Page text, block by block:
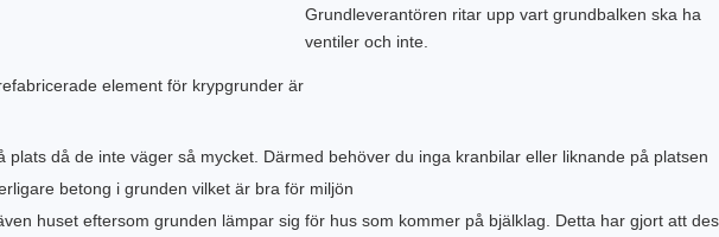
Grundleverantören ritar upp vart grundbalken ska ha
ventiler och inte.
element för krypgrunder är
plats då de inte väger så mycket. Därmed behöver du inga kranbilar eller liknande på platsen
betong i grunden vilket är bra för miljön
huset eftersom grunden lämpar sig för hus som kommer på bjälklag. Detta har gjort att